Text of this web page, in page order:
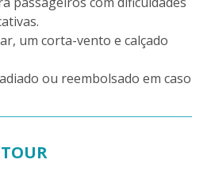
um corta-vento e calçado
ou reembolsado em caso